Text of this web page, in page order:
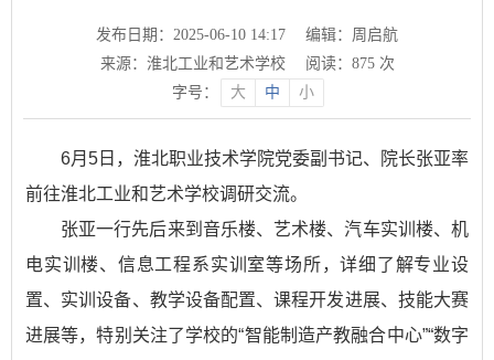
发布日期：2025-06-10 14:17
编辑：周启航
来源：淮北工业和艺术学校
阅读： 875次
字号：
大 中 小
6月5日，淮北职业技术学院党委副书记、院长张亚率
前往淮北工业和艺术学校调研交流。
张亚一行先后来到音乐楼、艺术楼、汽车实训楼、机
电实训楼、信息工程系实训室等场所，详细了解专业设
置、实训设备、教学设备配置、课程开发进展、技能大赛
进展等，特别关注了学校的“智能制造产教融合中心”“数字